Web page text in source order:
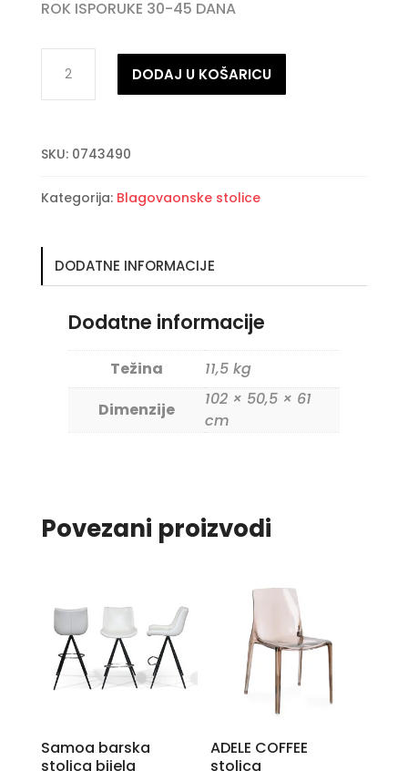
ROK ISPORUKE 30-45 DANA
WOODROSE
DODAJ U KOŠARICU
SKU: 0743490
Kategorija: Blagovaonske stolice
DODATNE INFORMACIJE
Dodatne informacije
Težina
11,5 kg
Dimenzije
102 × 50,5 × 61
cm
Povezani proizvodi
Samoa barska
stolica bijela
ADELE COFFEE
stolica